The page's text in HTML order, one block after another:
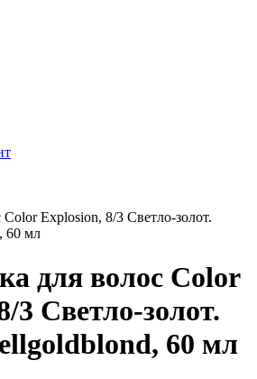
Explosion, 8/3 Светло-золот.
60 мл
для волос Color
3 Светло-золот.
60 мл